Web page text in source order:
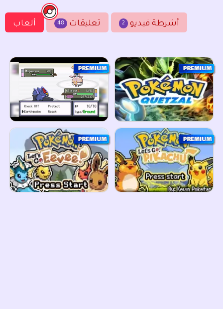
ألعاب 48 تعليقات 2 أشرطة فيديو